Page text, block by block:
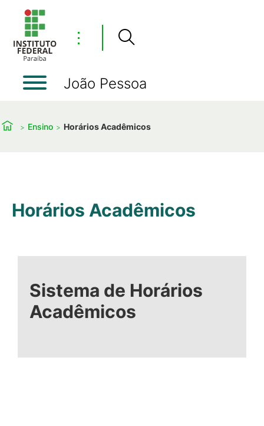
⋮
João Pessoa
Ensino Horários Acadêmicos
Horários Acadêmicos
Sistema de Horários
Acadêmicos